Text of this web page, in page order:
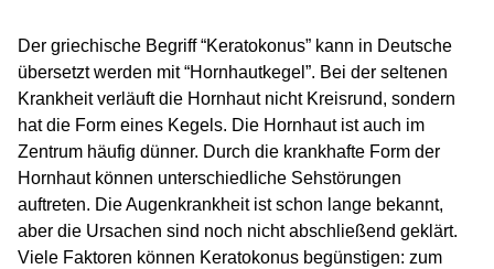
Der griechische Begriff “Keratokonus” kann in Deutsche
übersetzt werden mit “Hornhautkegel”. Bei der seltenen
Krankheit verläuft die Hornhaut nicht Kreisrund, sondern
hat die Form eines Kegels. Die Hornhaut ist auch im
Zentrum häufig dünner. Durch die krankhafte Form der
Hornhaut können unterschiedliche Sehstörungen
auftreten. Die Augenkrankheit ist schon lange bekannt,
aber die Ursachen sind noch nicht abschließend geklärt.
Viele Faktoren können Keratokonus begünstigen: zum